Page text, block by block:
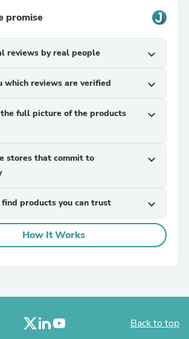
promise
reviews by real people expand_more
which reviews are verified expand_more
full picture of the products
expand_more
stores that commit to
expand_more
products you can trust expand_more
How It Works
Back to top